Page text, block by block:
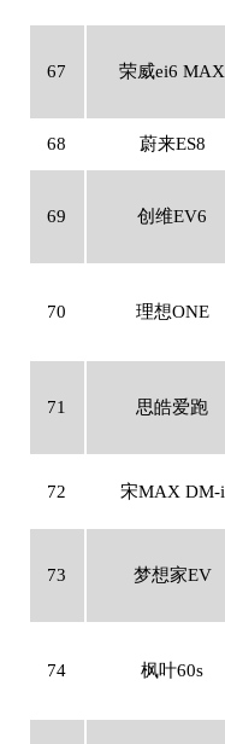
67 荣威ei6 MAX
68 蔚来ES8
69 创维EV6
70 理想ONE
71 思皓爱跑
72 宋MAX DM-i
73 梦想家EV
74 枫叶60s